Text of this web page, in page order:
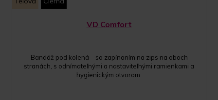
VD Comfort
Bandáž pod kolená – so zapínaním na zips na oboch
stranách, s odnímateľnými a nastaviteľnými ramienkami a
hygienickým otvorom